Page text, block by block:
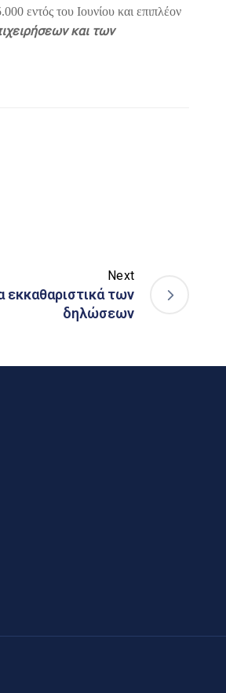
εντός του Ιουνίου και επιπλέον
και των
Next
εκκαθαριστικά των
δηλώσεων